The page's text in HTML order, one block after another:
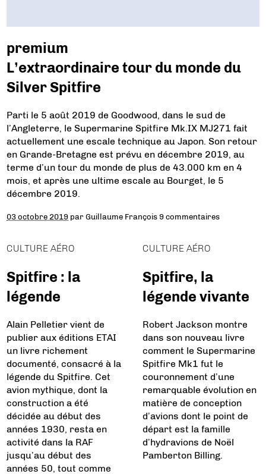
premium
L’extraordinaire tour du monde du
Silver Spitfire
Parti le 5 août 2019 de Goodwood, dans le sud de
l’Angleterre, le Supermarine Spitfire Mk.IX MJ271 fait
actuellement une escale technique au Japon. Son retour
en Grande-Bretagne est prévu en décembre 2019, au
terme d’un tour du monde de plus de 43.000 km en 4
mois, et après une ultime escale au Bourget, le 5
décembre 2019.
03 octobre 2019 parGuillaume François 9 commentaires
CULTURE AÉRO
Spitfire : la
légende
Alain Pelletier vient de
publier aux éditions ETAI
un livre richement
documenté, consacré à la
légende du Spitfire. Cet
avion mythique, dont la
construction a été
décidée au début des
années 1930, resta en
activité dans la RAF
jusqu’au début des
années 50, tout comme
CULTURE AÉRO
Spitfire, la
légende vivante
Robert Jackson montre
dans son nouveau livre
comment le Supermarine
Spitfire Mk1 fut le
couronnement d’une
remarquable évolution en
matière de conception
d’avions dont le point de
départ est la famille
d’hydravions de Noël
Pamberton Billing.